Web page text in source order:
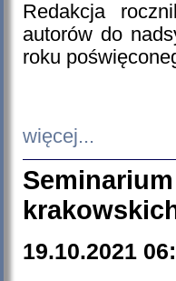
Redakcja
autorów do
roku
więcej...
19.10.2021